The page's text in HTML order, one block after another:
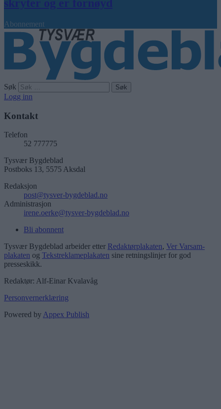
skryter og er fornøyd
Abonnement
Søk
Logg inn
Kontakt
Telefon
52 777775
Tysvær Bygdeblad
Postboks 13, 5575 Aksdal
Redaksjon
post@tysver-bygdeblad.no
Administrasjon
irene.oerke@tysver-bygdeblad.no
Bli abonnent
Tysvær Bygdeblad arbeider etter Redaktørplakaten, Ver Varsam-
plakaten og Tekstreklameplakaten sine retningslinjer for god
presseskikk.
Redaktør: Alf-Einar Kvalavåg
Personvernerklæring
Powered byAppex Publish